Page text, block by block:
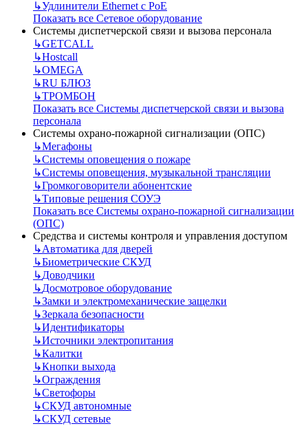
↳Удлинители Ethernet с PoE
Показать все Сетевое оборудование
Системы диспетчерской связи и вызова персонала
↳GETCALL
↳Hostcall
↳OMEGA
↳RU БЛЮЗ
↳ТРОМБОН
Показать все Системы диспетчерской связи и вызова
персонала
Системы охрано-пожарной сигнализации (ОПС)
↳Мегафоны
↳Системы оповещения о пожаре
↳Системы оповещения, музыкальной трансляции
↳Громкоговорители абонентские
↳Типовые решения СОУЭ
Показать все Системы охрано-пожарной сигнализации
(ОПС)
Средства и системы контроля и управления доступом
↳Автоматика для дверей
↳Биометрические СКУД
↳Доводчики
↳Досмотровое оборудование
↳Замки и электромеханические защелки
↳Зеркала безопасности
↳Идентификаторы
↳Источники электропитания
↳Калитки
↳Кнопки выхода
↳Ограждения
↳Светофоры
↳СКУД автономные
↳СКУД сетевые